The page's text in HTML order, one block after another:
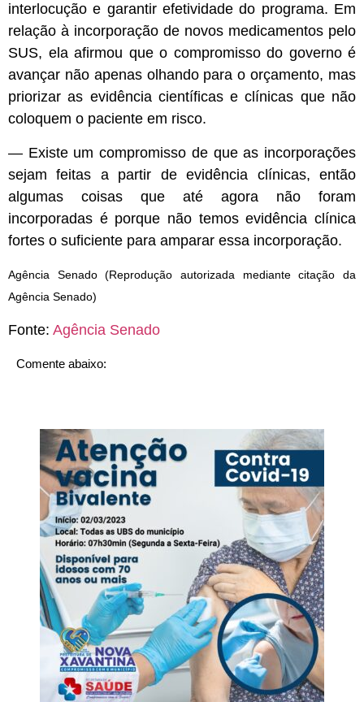
interlocução e garantir efetividade do programa. Em
relação à incorporação de novos medicamentos pelo
SUS, ela afirmou que o compromisso do governo é
avançar não apenas olhando para o orçamento, mas
priorizar as evidência científicas e clínicas que não
coloquem o paciente em risco.
— Existe um compromisso de que as incorporações
sejam feitas a partir de evidência clínicas, então
algumas coisas que até agora não foram
incorporadas é porque não temos evidência clínica
fortes o suficiente para amparar essa incorporação.
Agência Senado (Reprodução autorizada mediante citação da
Agência Senado)
Fonte: Agência Senado
Comente abaixo: